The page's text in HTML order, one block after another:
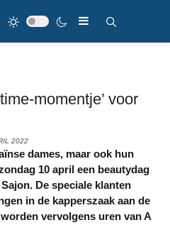
momentje’ voor
2022
10 april een beautydag
De speciale klanten
in de kapperszaak aan de
vervolgens uren van A